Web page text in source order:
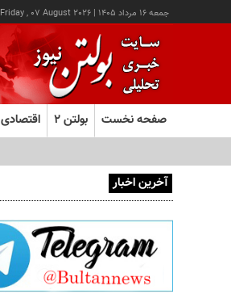
جمعه ۱۶ مرداد ۱۴۰۵ |
Friday , 07 August 2026
صفحه نخست بولتن ۲ اقتصادی
آخرین اخبار